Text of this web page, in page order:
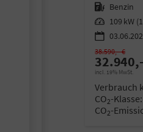
Kraftstoff Benzin
Leistung 109 kW
incl. 19% MwSt.
38.590,– €
Verbrauch
CO2-Klasse:
CO2-